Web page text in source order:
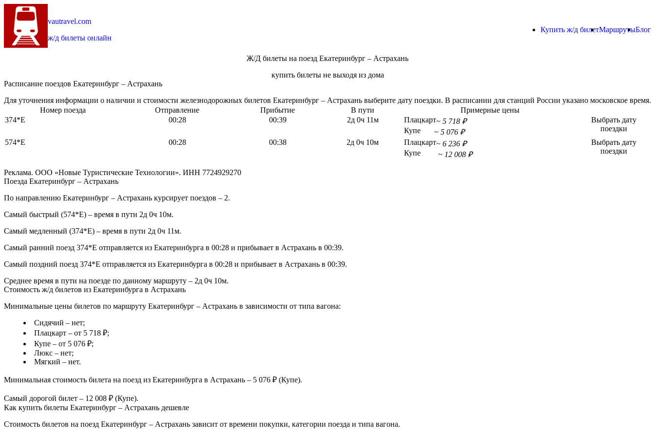
vautravel.com
ж/д билеты онлайн
Купить ж/д билетМаршрутыБлог
Ж/Д билеты на поезд Екатеринбург – Астрахань
купить билеты не выходя из дома
Расписание поездов Екатеринбург – Астрахань
Для уточнения информации о наличии и стоимости железнодорожных билетов Екатеринбург – Астрахань выберите дату поездки. В расписании для станций России указано московское время.
Номер поезда
Отправление Прибытие В пути
Примерные цены
374*Е
00:28 00:39 2д 0ч 11м Плацкарт~ 5 718 ₽
Купе
~ 5 076 ₽
Выбрать дату
поездки
574*Е
00:28 00:38 2д 0ч 10м Плацкарт~ 6 236 ₽
Купе
~ 12 008 ₽
Выбрать дату
поездки
Реклама. ООО «Новые Туристические Технологии». ИНН 7724929270
Поезда Екатеринбург – Астрахань
По направлению Екатеринбург – Астрахань курсирует поездов – 2.
Самый быстрый (574*Е) – время в пути 2д 0ч 10м.
Самый медленный (374*Е) – время в пути 2д 0ч 11м.
Самый ранний поезд 374*Е отправляется из Екатеринбурга в 00:28 и прибывает в Астрахань в 00:39.
Самый поздний поезд 374*Е отправляется из Екатеринбурга в 00:28 и прибывает в Астрахань в 00:39.
Среднее время в пути на поезде по данному маршруту – 2д 0ч 10м.
Стоимость ж/д билетов из Екатеринбурга в Астрахань
Минимальные цены билетов по маршруту Екатеринбург – Астрахань в зависимости от типа вагона:
Сидячий – нет;
Плацкарт – от 5 718 ₽;
Купе – от 5 076 ₽;
Люкс – нет;
Мягкий – нет.
Минимальная стоимость билета на поезд из Екатеринбурга в Астрахань – 5 076 ₽ (Купе).
Самый дорогой билет – 12 008 ₽ (Купе).
Как купить билеты Екатеринбург – Астрахань дешевле
Стоимость билетов на поезд Екатеринбург – Астрахань зависит от времени покупки, категории поезда и типа вагона.